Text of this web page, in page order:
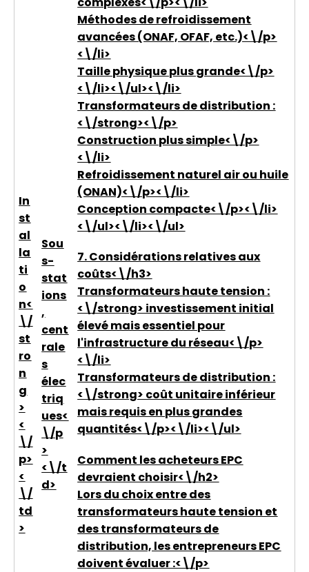
In
st
al
la
ti
o
n<
\/
st
ro
n
g
>
<
\/
p>
<
\/
td
>
Sou
s-
stat
ions
,
cent
rale
s
élec
triq
ues<
\/p
>
<\/t
d>
Méthodes de refroidissement
avancées (ONAF, OFAF, etc.)<\/p>
<\/li>
Taille physique plus grande<\/p>
<\/li><\/ul><\/li>
Transformateurs de distribution :
<\/strong><\/p>
Construction plus simple<\/p>
<\/li>
Refroidissement naturel air ou huile
(ONAN)<\/p><\/li>
Conception compacte<\/p><\/li>
<\/ul><\/li><\/ul>
7. Considérations relatives aux
coûts<\/h3>
Transformateurs haute tension :
<\/strong> investissement initial
élevé mais essentiel pour
l'infrastructure du réseau<\/p>
<\/li>
Transformateurs de distribution :
<\/strong> coût unitaire inférieur
mais requis en plus grandes
quantités<\/p><\/li><\/ul>
Comment les acheteurs EPC
devraient choisir<\/h2>
Lors du choix entre des
transformateurs haute tension et
des transformateurs de
distribution, les entrepreneurs EPC
doivent évaluer :<\/p>